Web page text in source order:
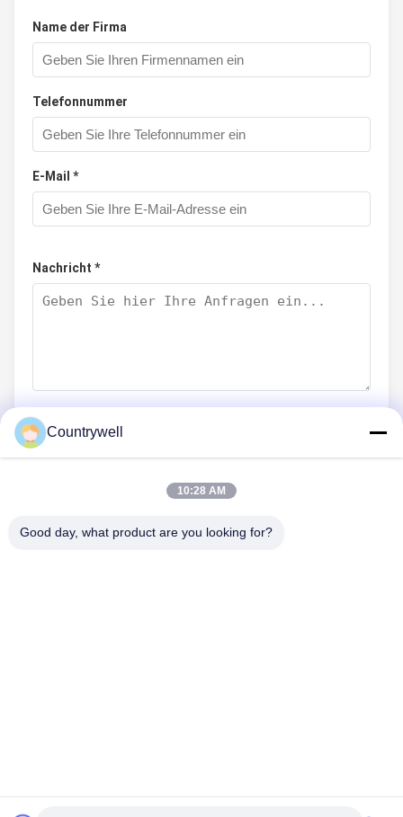
Name der Firma
Telefonnummer
E-Mail *
Nachricht *
TRETEN SIE MIT UNS IN VERBINDUNG
Countrywell
10:28 AM
Good day, what product are you looking for?